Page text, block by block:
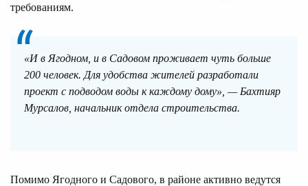
требованиям.
«И в Ягодном, и в Садовом проживает чуть больше
200 человек. Для удобства жителей разработали
проект с подводом воды к каждому дому», — Бахтияр
Мурсалов, начальник отдела строительства.
Помимо Ягодного и Садового, в районе активно ведутся